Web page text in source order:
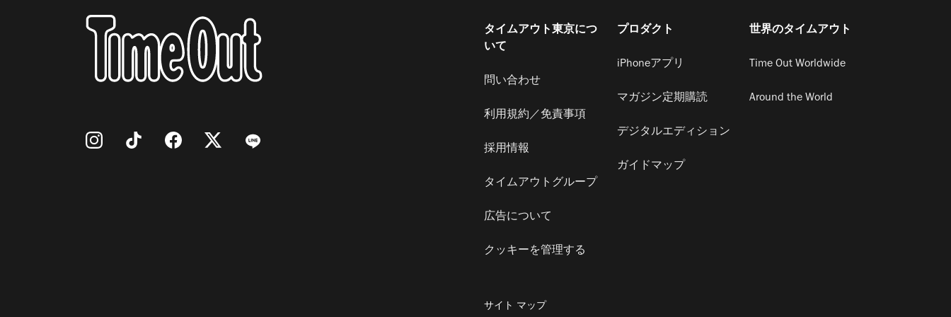
タイムアウト東京につ
いて
問い合わせ
利用規約／免責事項
採用情報
タイムアウトグループ
広告について
クッキーを管理する
プロダクト
iPhoneアプリ
マガジン定期購読
デジタルエディション
ガイドマップ
世界のタイムアウト
Time Out Worldwide
Around the World
サイト マップ